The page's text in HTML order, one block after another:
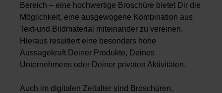
Bereich – eine hochwertige Broschüre bietet Dir die
Möglichkeit, eine ausgewogene Kombination aus
Text-und Bildmaterial miteinander zu vereinen.
Hieraus resultiert eine besonders hohe
Aussagekraft Deiner Produkte, Deines
Unternehmens oder Deiner privaten Aktivitäten.
Auch im digitalen Zeitalter sind Broschüren,